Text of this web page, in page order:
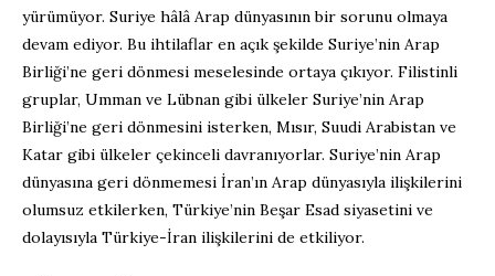
yürümüyor. Suriye hâlâ Arap dünyasının bir sorunu olmaya
devam ediyor. Bu ihtilaflar en açık şekilde Suriye’nin Arap
Birliği’ne geri dönmesi meselesinde ortaya çıkıyor. Filistinli
gruplar, Umman ve Lübnan gibi ülkeler Suriye’nin Arap
Birliği’ne geri dönmesini isterken, Mısır, Suudi Arabistan ve
Katar gibi ülkeler çekinceli davranıyorlar. Suriye’nin Arap
dünyasına geri dönmemesi İran’ın Arap dünyasıyla ilişkilerini
olumsuz etkilerken, Türkiye’nin Beşar Esad siyasetini ve
dolayısıyla Türkiye-İran ilişkilerini de etkiliyor.